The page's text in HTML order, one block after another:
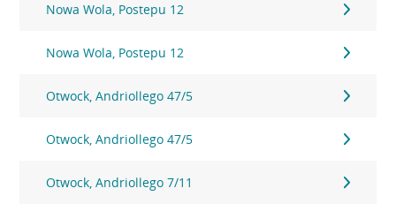
Nowa Wola, Postepu 12
Nowa Wola, Postepu 12
Otwock, Andriollego 47/5
Otwock, Andriollego 47/5
Otwock, Andriollego 7/11